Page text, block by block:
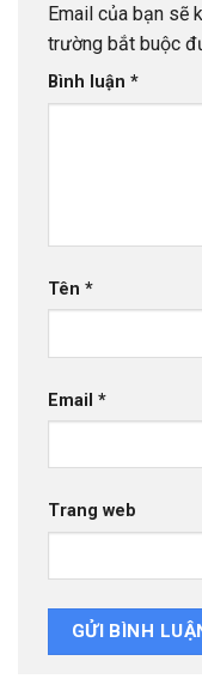
Email của bạn sẽ
trường bắt buộc
Bình luận *
Tên *
Email *
Trang web